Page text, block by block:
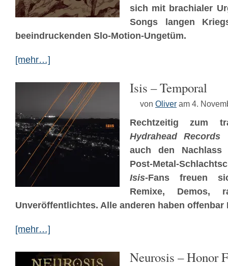
sich mit brachialer
Songs langen
beeindruckenden Slo-Motion-Ungetüm.
[mehr…]
Isis – Temporal
von Oliver am 4.
Rechtzeitig zum
Hydrahead Records
auch den Nachlass
Post-Metal-
Isis-Fans freuen
Remixe, Demos,
Unveröffentlichtes. Alle anderen haben offenbar
[mehr…]
Neurosis – Honor